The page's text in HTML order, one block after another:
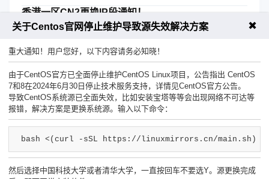
香港一区CN2更换IP段通知！
公告 2024-04-30 16:37 浏览量：2169
首页 1 2 3 4
售前咨询热线工单联系客服
关于Centos官网停止维护导致源失效解决方案 ✖
重大通知！用户您好，以下内容请务必知晓！
由于CentOS官方已全面停止维护CentOS Linux项目，公告指出 CentOS
7和8在2024年6月30日停止技术服务支持，详情见CentOS官方公告。
导致CentOS系统源已全面失效，比如安装宝塔等等会出现网络不可达等
报错，解决方案是更换系统源。输入以下命令：
bash <(curl -sSL https://linuxmirrors.cn/main.sh)
然后选择中国科技大学或者清华大学，一直按回车不要选Y。源更换完成